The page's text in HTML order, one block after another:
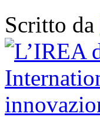
Scritto da